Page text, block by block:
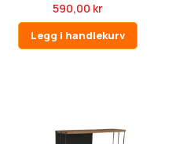
590,00 kr
Legg i handlekurv